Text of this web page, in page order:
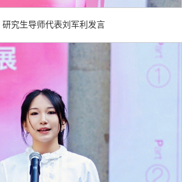
研究生导师代表刘军利发言